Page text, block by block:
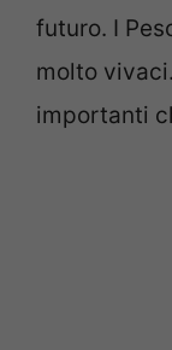
futuro. I
molto
importanti